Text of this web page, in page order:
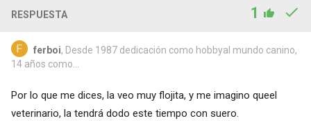
RESPUESTA 1
ferboi, Desde 1987 dedicación como hobbyal mundo canino,
14 años como...
Por lo que me dices, la veo muy flojita, y me imagino queel
veterinario, la tendrá dodo este tiempo con suero.